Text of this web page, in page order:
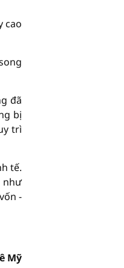
cao
đã
bị
trì
tế.
như
-
Mỹ